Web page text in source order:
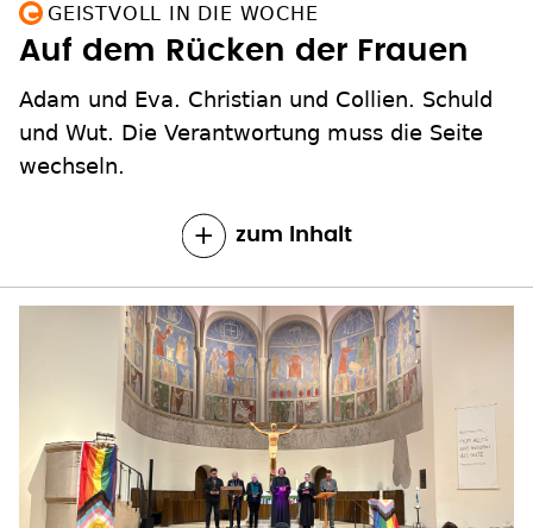
GEISTVOLL IN DIE WOCHE
Auf dem Rücken der Frauen
Adam und Eva. Christian und Collien. Schuld
und Wut. Die Verantwortung muss die Seite
wechseln.
zum Inhalt